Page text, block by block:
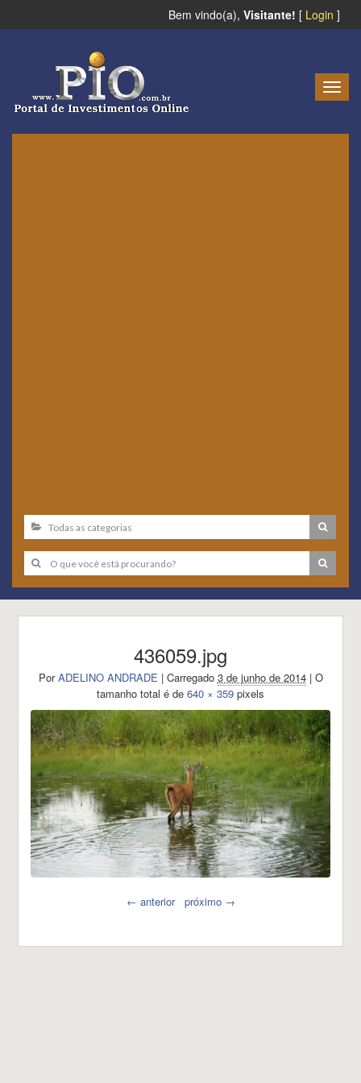
Bem vindo(a), Visitante! [ Login ]
436059.jpg
Por ADELINO ANDRADE | Carregado 3 de junho de 2014 |O
tamanho total é de 640 × 359 pixels
← anterior próximo →